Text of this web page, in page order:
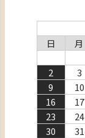
日
月
2
3
9
10
16
17
23
24
30
31